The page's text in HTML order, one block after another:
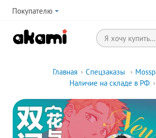
Покупателю
Главная › Спецзаказы ›
Наличие на складе в РФ ›